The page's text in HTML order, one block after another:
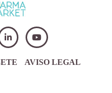
AVISO LEGAL